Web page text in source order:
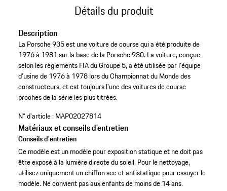
Détails du produit
Description
La Porsche 935 est une voiture de course qui a été produite de
1976 à 1981 sur la base de la Porsche 930. La voiture, conçue
selon les règlements FIA du Groupe 5, a été utilisée par l'équipe
d'usine de 1976 à 1978 lors du Championnat du Monde des
constructeurs, et est toujours l'une des voitures de course
proches de la série les plus titrées.
N° d'article : MAP02027814
Matériaux et conseils d'entretien
Conseils d'entretien
Ce modèle est un modèle pour exposition statique et ne doit pas
être exposé à la lumière directe du soleil. Pour le nettoyage,
utilisez uniquement un chiffon sec et antistatique pour essuyer le
modèle. Ne convient pas aux enfants de moins de 14 ans.